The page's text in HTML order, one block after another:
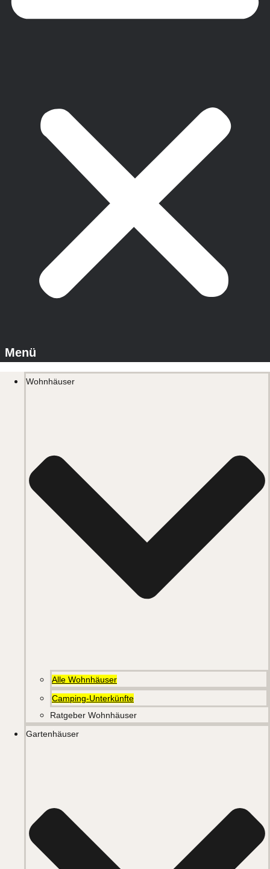
Wohnhäuser
Alle Wohnhäuser
Camping-Unterkünfte
Ratgeber Wohnhäuser
Gartenhäuser